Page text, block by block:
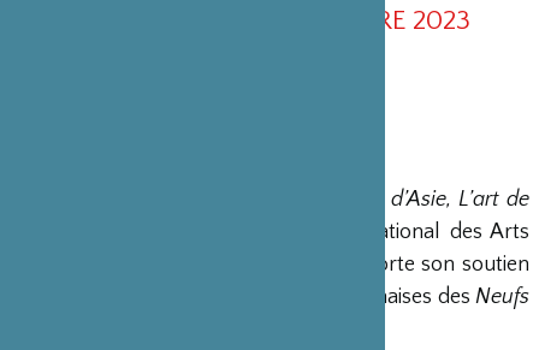
DU 17 MAI AU 18 SEPTEMBRE 2023
Médecines d’Asie, L’art de
qui se tiendra au Musée National des Arts
Asiatiques - Guimet, la fondation apporte son soutien
pour la rénovation des statuettes japonaises des Neufs